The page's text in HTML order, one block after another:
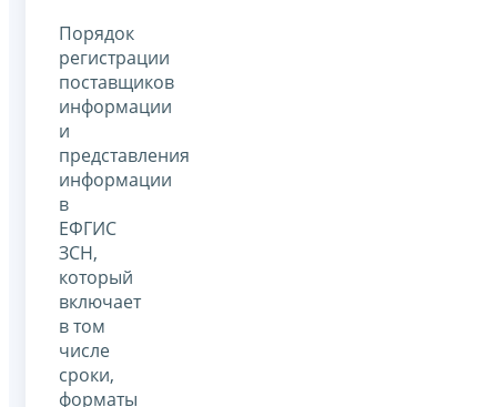
Порядок
регистрации
поставщиков
информации
и
представления
информации
в
ЕФГИС
ЗСН,
который
включает
в том
числе
сроки,
форматы